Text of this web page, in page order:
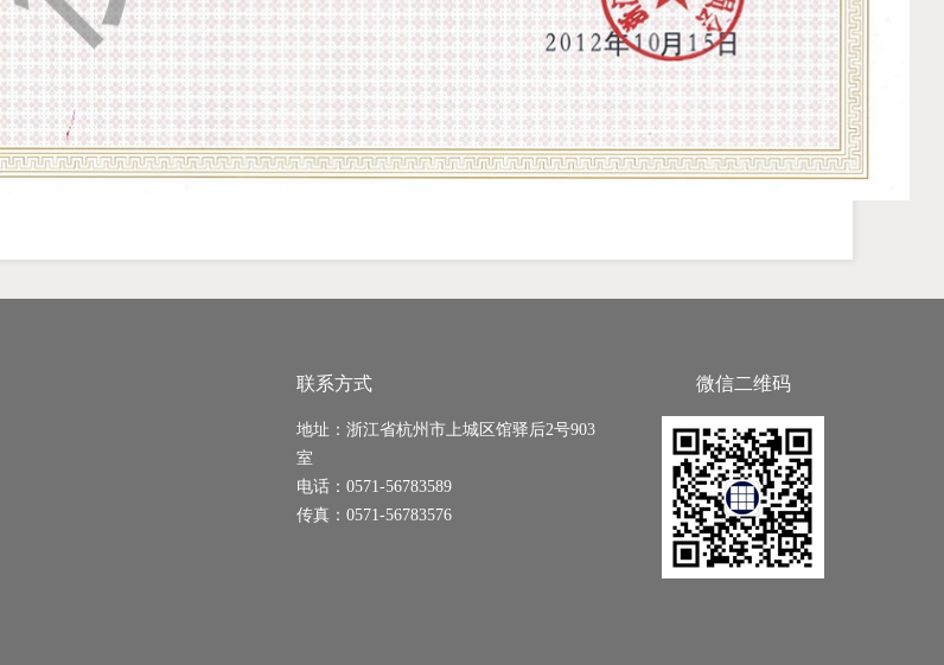
联系方式
地址：浙江省杭州市上城区馆驿后2号903
室
电话：0571-56783589
传真：0571-56783576
微信二维码